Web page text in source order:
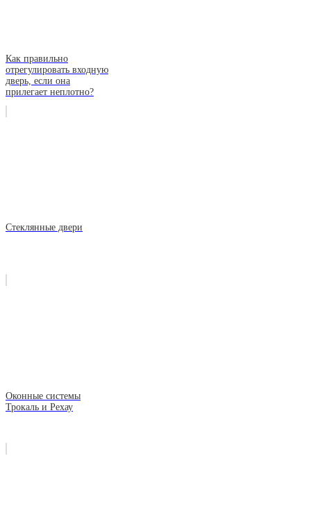
Как правильно
отрегулировать входную
дверь, если она
прилегает неплотно?
Стеклянные двери
Оконные системы
Трокаль и Рехау